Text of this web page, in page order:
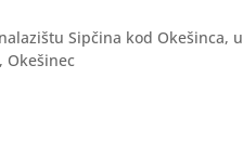
Sipčina kod Okešinca, u
Okešinec